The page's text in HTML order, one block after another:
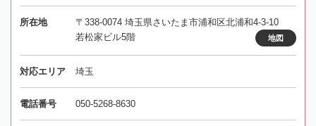
所在地
〒338-0074 埼玉県さいたま市浦和区北浦和4-3-10
若松家ビル5階
地図
対応エリア 埼玉
電話番号 050-5268-8630